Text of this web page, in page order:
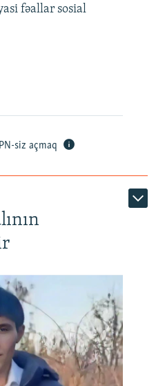
fəallar sosial
siz açmaq